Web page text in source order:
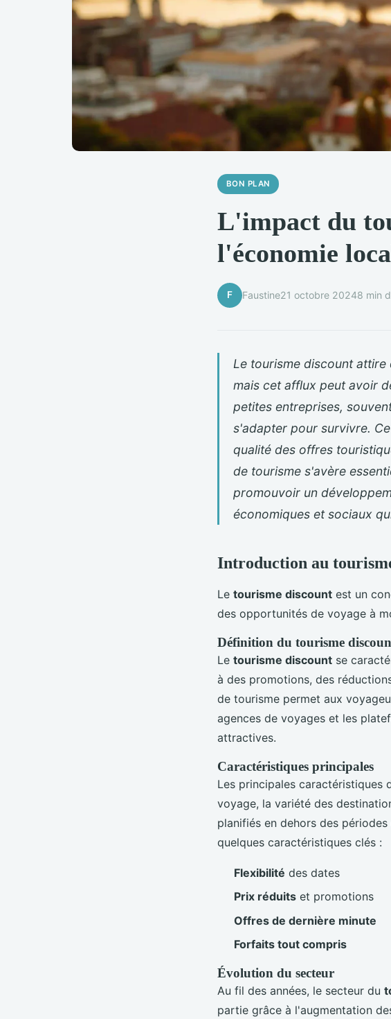
BON PLAN
L'impact du
l'économie
F Faustine21 octobre 20248 min
Le tourisme discount
mais cet afflux peut avoir
petites entreprises,
s'adapter pour survivre.
qualité des offres
de tourisme s'avère
promouvoir un
économiques et sociaux
Introduction au
Le tourisme discount est un
des opportunités de voyage à
Définition du tourisme
Le tourisme discount se
à des promotions, des
de tourisme permet aux
agences de voyages et les
attractives.
Caractéristiques principales
Les principales caractéristiques
voyage, la variété des
planifiés en dehors des
quelques caractéristiques clés :
Flexibilité des dates
Prix réduits et promotions
Offres de dernière minute
Forfaits tout compris
Évolution du secteur
Au fil des années, le secteur du
partie grâce à l'augmentation